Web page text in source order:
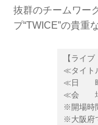
抜群のチームワー
プ“TWICE”の貴重
【ライ
≪タイト
≪日 時≫
≪会 場
※開場時
※大阪府